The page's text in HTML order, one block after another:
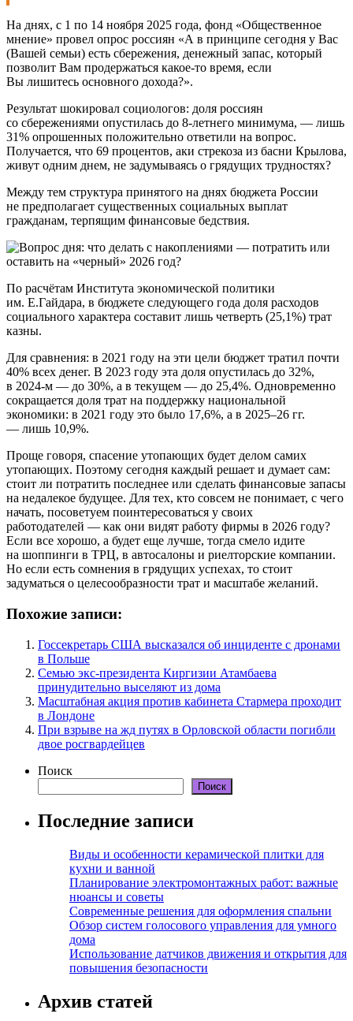
На днях, с 1 по 14 ноября 2025 года, фонд «Общественное
мнение» провел опрос россиян «А в принципе сегодня у Вас
(Вашей семьи) есть сбережения, денежный запас, который
позволит Вам продержаться какое-то время, если
Вы лишитесь основного дохода?».
Результат шокировал социологов: доля россиян
со сбережениями опустилась до 8-летнего минимума, — лишь
31% опрошенных положительно ответили на вопрос.
Получается, что 69 процентов, аки стрекоза из басни Крылова,
живут одним днем, не задумываясь о грядущих трудностях?
Между тем структура принятого на днях бюджета России
не предполагает существенных социальных выплат
гражданам, терпящим финансовые бедствия.
По расчётам Института экономической политики
им. Е.Гайдара, в бюджете следующего года доля расходов
социального характера составит лишь четверть (25,1%) трат
казны.
Для сравнения: в 2021 году на эти цели бюджет тратил почти
40% всех денег. В 2023 году эта доля опустилась до 32%,
в 2024-м — до 30%, а в текущем — до 25,4%. Одновременно
сокращается доля трат на поддержку национальной
экономики: в 2021 году это было 17,6%, а в 2025–26 гг.
— лишь 10,9%.
Проще говоря, спасение утопающих будет делом самих
утопающих. Поэтому сегодня каждый решает и думает сам:
стоит ли потратить последнее или сделать финансовые запасы
на недалекое будущее. Для тех, кто совсем не понимает, с чего
начать, посоветуем поинтересоваться у своих
работодателей — как они видят работу фирмы в 2026 году?
Если все хорошо, а будет еще лучше, тогда смело идите
на шоппинги в ТРЦ, в автосалоны и риелторские компании.
Но если есть сомнения в грядущих успехах, то стоит
задуматься о целесообразности трат и масштабе желаний.
Похожие записи:
Госсекретарь США высказался об инциденте с дронами
в Польше
Семью экс-президента Киргизии Атамбаева
принудительно выселяют из дома
Масштабная акция против кабинета Стармера проходит
в Лондоне
При взрыве на жд путях в Орловской области погибли
двое росгвардейцев
Поиск
Поиск
Последние записи
Виды и особенности керамической плитки для
кухни и ванной
Планирование электромонтажных работ: важные
нюансы и советы
Современные решения для оформления спальни
Обзор систем голосового управления для умного
дома
Использование датчиков движения и открытия для
повышения безопасности
Архив статей